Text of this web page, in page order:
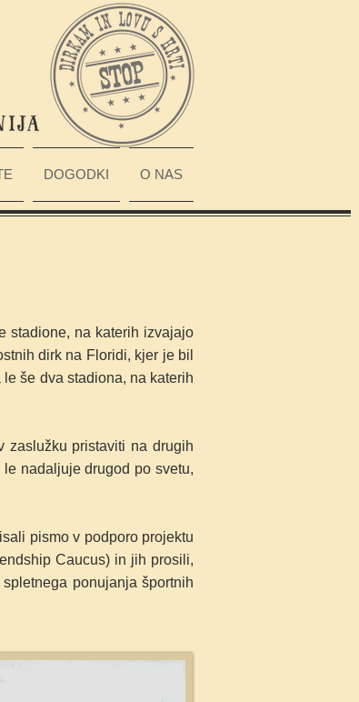
DOGODKI O NAS
stadione, na katerih izvajajo
dirk na Floridi, kjer je bil
še dva stadiona, na katerih
pristaviti na drugih
nadaljuje drugod po svetu,
pismo v podporo projektu
Caucus) in jih prosili,
ponujanja športnih